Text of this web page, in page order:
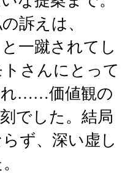
訴えは、
一蹴されてし
さんにとって
れ……価値観の
でした。結局
ず、深い虚し